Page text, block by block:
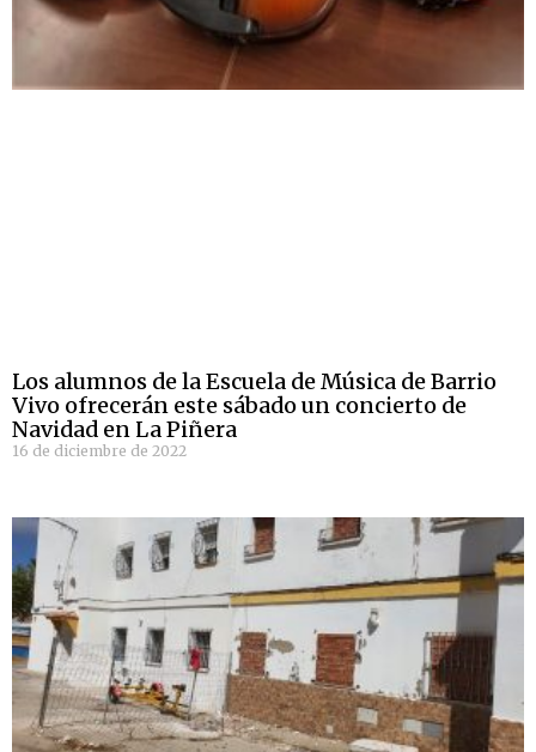
Los alumnos de la Escuela de Música de Barrio
Vivo ofrecerán este sábado un concierto de
Navidad en La Piñera
16 de diciembre de 2022